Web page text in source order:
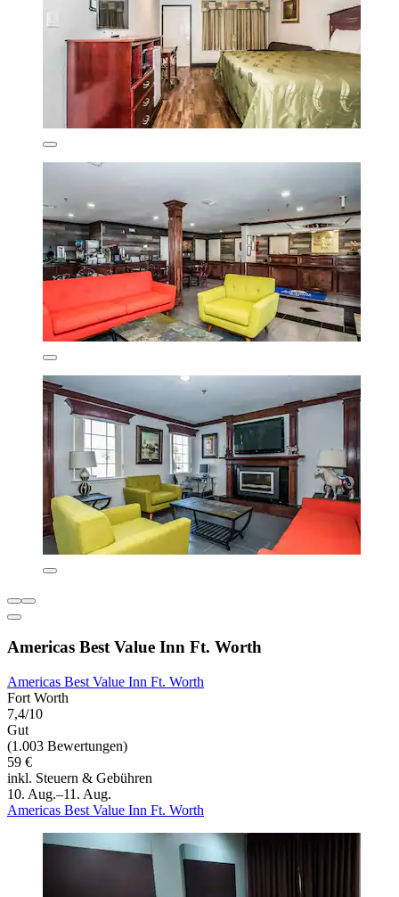
Americas Best Value Inn Ft. Worth
Americas Best Value Inn Ft. Worth
Fort Worth
7,4/10
Gut
(1.003 Bewertungen)
59 €
inkl. Steuern & Gebühren
10. Aug.–11. Aug.
Americas Best Value Inn Ft. Worth